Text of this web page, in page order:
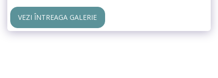
VEZI ÎNTREAGA GALERIE